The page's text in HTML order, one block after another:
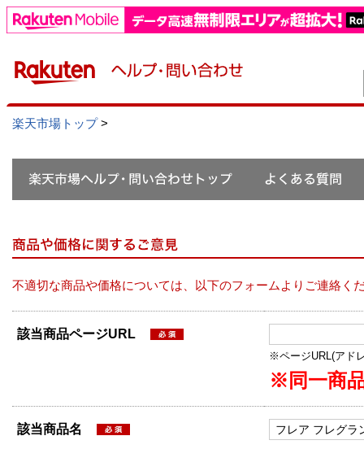
楽天市場トップ>
不適切な商品や価格については、以下のフォームよりご連絡く
該当商品ページURL
※ページURL(アド
※同一商
該当商品名